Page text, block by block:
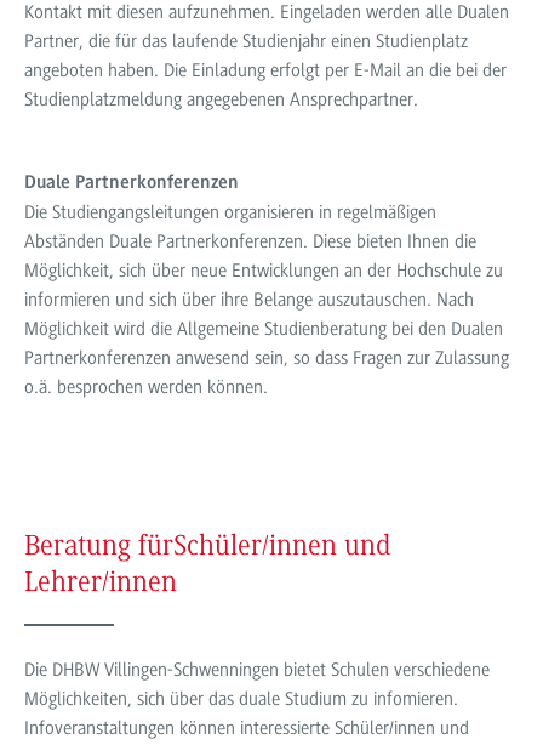
Kontakt mit diesen aufzunehmen. Eingeladen werden alle Dualen
Partner, die für das laufende Studienjahr einen Studienplatz
angeboten haben. Die Einladung erfolgt per E-Mail an die bei der
Studienplatzmeldung angegebenen Ansprechpartner.
Duale Partnerkonferenzen
Die Studiengangsleitungen organisieren in regelmäßigen
Abständen Duale Partnerkonferenzen. Diese bieten Ihnen die
Möglichkeit, sich über neue Entwicklungen an der Hochschule zu
informieren und sich über ihre Belange auszutauschen. Nach
Möglichkeit wird die Allgemeine Studienberatung bei den Dualen
Partnerkonferenzen anwesend sein, so dass Fragen zur Zulassung
o.ä. besprochen werden können.
Beratung fürSchüler/innen und
Lehrer/innen
Die DHBW Villingen-Schwenningen bietet Schulen verschiedene
Möglichkeiten, sich über das duale Studium zu infomieren.
Infoveranstaltungen können interessierte Schüler/innen und